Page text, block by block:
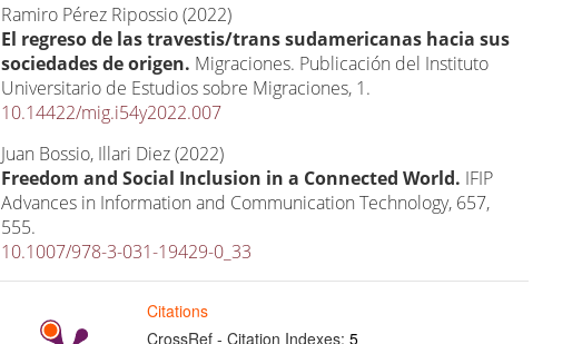
Ramiro Pérez Ripossio (2022)
El regreso de las travestis/trans sudamericanas hacia sus
sociedades de origen. Migraciones. Publicación del Instituto
Universitario de Estudios sobre Migraciones, 1.
10.14422/mig.i54y2022.007
Juan Bossio, Illari Diez (2022)
Freedom and Social Inclusion in a Connected World. IFIP
Advances in Information and Communication Technology, 657,
555.
10.1007/978-3-031-19429-0_33
Citations
CrossRef - Citation Indexes:5